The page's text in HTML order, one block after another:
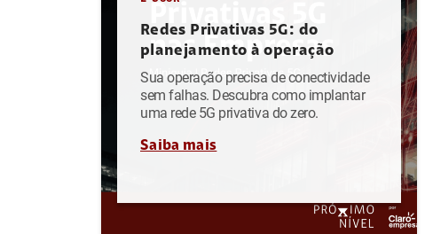
Redes Privativas 5G: do
planejamento à operação
Sua operação precisa de conectividade
sem falhas. Descubra como implantar
uma rede 5G privativa do zero.
Saiba mais